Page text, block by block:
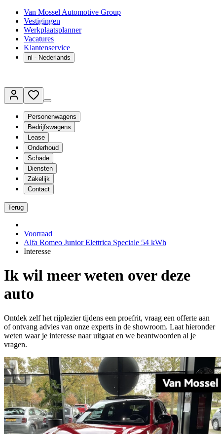
Van Mossel Automotive Group
Vestigingen
Werkplaatsplanner
Vacatures
Klantenservice
nl - Nederlands
Personenwagens
Bedrijfswagens
Lease
Onderhoud
Schade
Diensten
Zakelijk
Contact
Terug
Voorraad
Alfa Romeo Junior Elettrica Speciale 54 kWh
Interesse
Ik wil meer weten over deze
auto
Ontdek zelf het rijplezier tijdens een proefrit, vraag een offerte aan
of ontvang advies van onze experts in de showroom. Laat hieronder
weten waar je interesse naar uitgaat en we beantwoorden al je
vragen.